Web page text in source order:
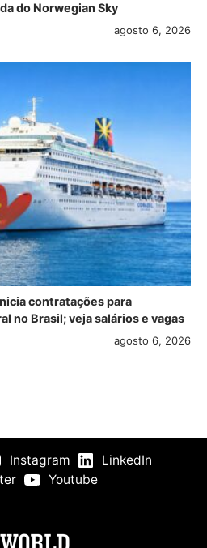
do Norwegian Sky
agosto 6, 2026
contratações para
no Brasil; veja salários e vagas
agosto 6, 2026
Instagram
LinkedIn
Youtube